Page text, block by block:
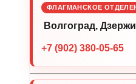
ФЛАГМАНСКОЕ
Волгоград,
+7 (902) 380-05-65